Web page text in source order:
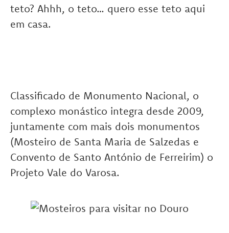
teto? Ahhh, o teto… quero esse teto aqui
em casa.
Classificado de Monumento Nacional, o
complexo monástico integra desde 2009,
juntamente com mais dois monumentos
(Mosteiro de Santa Maria de Salzedas e
Convento de Santo António de Ferreirim) o
Projeto Vale do Varosa.